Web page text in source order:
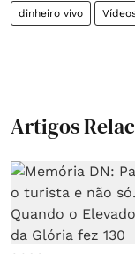
dinheiro vivo
Artigos